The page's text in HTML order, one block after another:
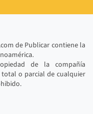
de Publicar contiene la
de la compañía
o parcial de cualquier